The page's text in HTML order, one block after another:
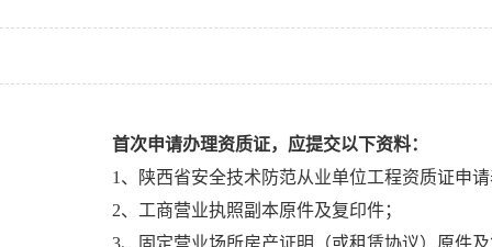
首次申请办理资质证，应提交以下资料：
1、陕西省安全技术防范从业单位工程资质证申
2、工商营业执照副本原件及复印件；
3、固定营业场所房产证明（或租赁协议）原件